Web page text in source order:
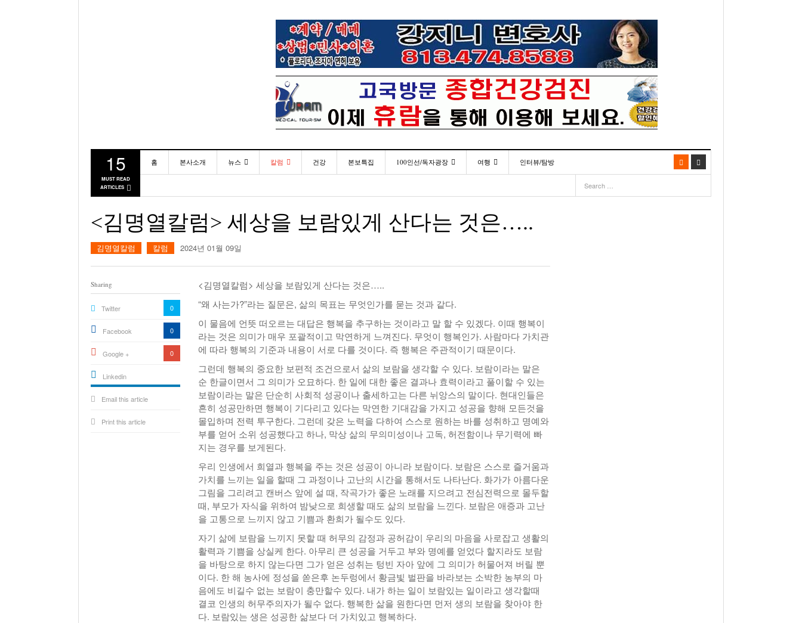
15
MUST READ
ARTICLES
홈 본사소개 뉴스
통합한국학교 개학식 및 학생모집- 18 hours ago
한인들 다수인 오버스테이 불법체류자들 국내선
한인들 많은 오버스테이 불법체류 형사처벌한다
-
2026년 07월 30일
View All
칼럼
이명덕칼럼
<발행인 편지>플로리다코리아 “연합회 모든 기사 취재거
<발행인칼럼> 본사 ‘문화사업’에 후원과 격려 이어져
<발행인칼럼> 한인사회 화합 원한다면 ‘한인회관’ 포기해
- 2015년 02월 18일
View All
건강 본보특집 100인선/독자광장
- 2003년 12월 10일
- 2003년 10월 28일
여행
낚시/비치
인터뷰/탐방
<김명열칼럼> 세상을 보람있게 산다는 것은…..
김명열칼럼 칼럼 2024년 01월 09일
<김명열칼럼> 세상을 보람있게 산다는 것은…..
“왜 사는가?”라는 질문은, 삶의 목표는 무엇인가를 묻는 것과 같다.
이 물음에 언뜻 떠오르는 대답은 행복을 추구하는 것이라고 말 할 수 있겠다. 이때 행복이
라는 것은 의미가 매우 포괄적이고 막연하게 느껴진다. 무엇이 행복인가. 사람마다 가치관
에 따라 행복의 기준과 내용이 서로 다를 것이다. 즉 행복은 주관적이기 때문이다.
그런데 행복의 중요한 보편적 조건으로서 삶의 보람을 생각할 수 있다. 보람이라는 말은
순 한글이면서 그 의미가 오묘하다. 한 일에 대한 좋은 결과나 효력이라고 풀이할 수 있는
보람이라는 말은 단순히 사회적 성공이나 출세하고는 다른 뉘앙스의 말이다. 현대인들은
흔히 성공만하면 행복이 기다리고 있다는 막연한 기대감을 가지고 성공을 향해 모든것을
몰입하며 전력 투구한다. 그런데 갖은 노력을 다하여 스스로 원하는 바를 성취하고 명예와
부를 얻어 소위 성공했다고 하나, 막상 삶의 무의미성이나 고독, 허전함이나 무기력에 빠
지는 경우를 보게된다.
우리 인생에서 희열과 행복을 주는 것은 성공이 아니라 보람이다. 보람은 스스로 즐거움과
가치를 느끼는 일을 할때 그 과정이나 고난의 시간을 통해서도 나타난다. 화가가 아름다운
그림을 그리려고 캔버스 앞에 설 때, 작곡가가 좋은 노래를 지으려고 전심전력으로 몰두할
때, 부모가 자식을 위하여 밤낮으로 희생할 때도 삶의 보람을 느낀다. 보람은 애증과 고난
을 고통으로 느끼지 않고 기쁨과 환희가 될수도 있다.
자기 삶에 보람을 느끼지 못할 때 허무의 감정과 공허감이 우리의 마음을 사로잡고 생활의
활력과 기쁨을 상실케 한다. 아무리 큰 성공을 거두고 부와 명예를 얻었다 할지라도 보람
을 바탕으로 하지 않는다면 그가 얻은 성취는 텅빈 자아 앞에 그 의미가 허물어져 버릴 뿐
이다. 한 해 농사에 정성을 쏟은후 논두렁에서 황금빛 벌판을 바라보는 소박한 농부의 마
음에도 비길수 없는 보람이 충만할수 있다. 내가 하는 일이 보람있는 일이라고 생각할때
결코 인생의 허무주의자가 될수 없다. 행복한 삶을 원한다면 먼저 생의 보람을 찾아야 한
다. 보람있는 생은 성공한 삶보다 더 가치있고 행복하다.
Sharing
Twitter 0
Facebook 0
Google + 0
Linkedin
icon[type=linkedin-bug]
Email this article
Print this article